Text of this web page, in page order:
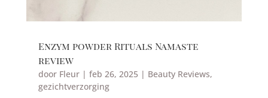
Enzym powder Rituals Namaste
review
door Fleur| feb 26, 2025| Beauty Reviews,
gezichtverzorging